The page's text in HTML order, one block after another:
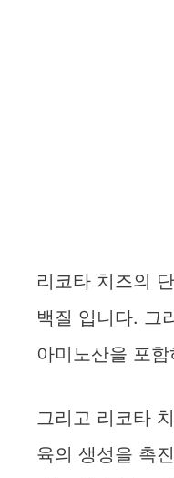
리코타 치즈의
백질 입니다. 그
아미노산을 포
그리고 리코타
육의 생성을 촉